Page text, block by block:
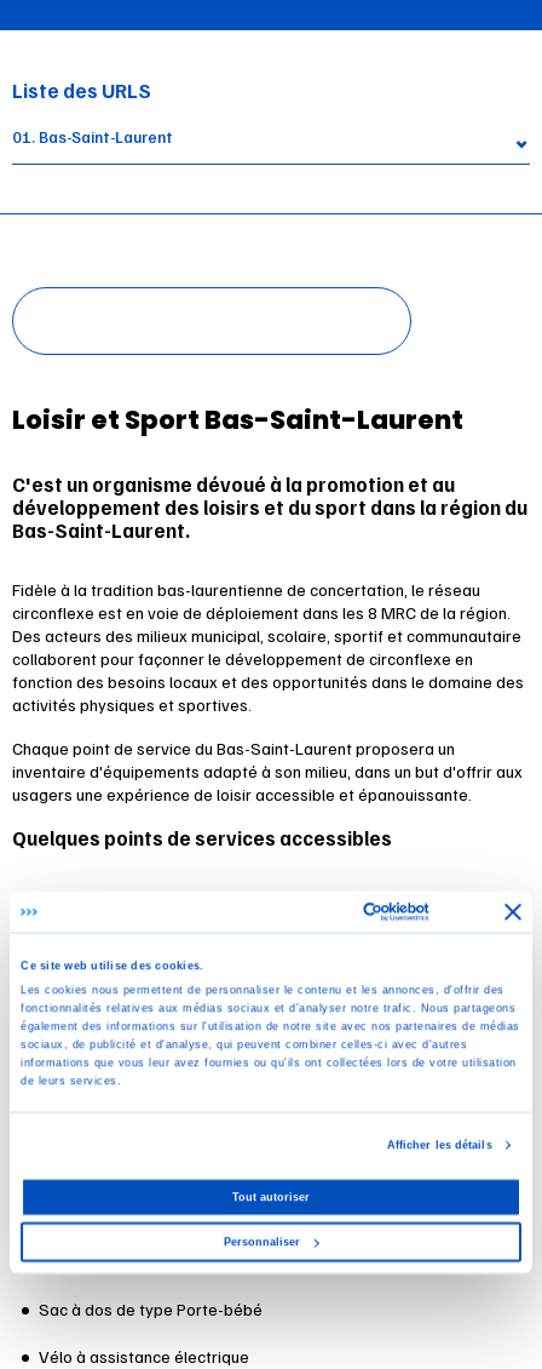
Ce site web utilise des cookies.
Les cookies nous permettent de personnaliser le contenu et les annonces, d'offrir des
fonctionnalités relatives aux médias sociaux et d'analyser notre trafic. Nous partageons
également des informations sur l'utilisation de notre site avec nos partenaires de médias
sociaux, de publicité et d'analyse, qui peuvent combiner celles-ci avec d'autres
informations que vous leur avez fournies ou qu'ils ont collectées lors de votre utilisation
de leurs services.
Afficher les détails
Tout autoriser
Personnaliser
Liste des URLS
Loisir et Sport Bas-Saint-Laurent
C'est un organisme dévoué à la promotion et au
développement des loisirs et du sport dans la région du
Bas-Saint-Laurent.
Fidèle à la tradition bas-laurentienne de concertation, le réseau
circonflexe est en voie de déploiement dans les 8 MRC de la région.
Des acteurs des milieux municipal, scolaire, sportif et communautaire
collaborent pour façonner le développement de circonflexe en
fonction des besoins locaux et des opportunités dans le domaine des
activités physiques et sportives.
Chaque point de service du Bas-Saint-Laurent proposera un
inventaire d'équipements adapté à son milieu, dans un but d'offrir aux
usagers une expérience de loisir accessible et épanouissante.
Quelques points de services accessibles
Maison de la famille de Kamouraska - Pavillon sportif de Saint-
circonflexe des Basques - Aréna Bertrand Lepage à Trois-Pistoles
circonflexe de la Matanie - Parc des Îles de Matane
circonflexe du Témiscouata - Plage-Marina a Témiscouata-sur-le-
lac, secteur Notre-Dame du lac
Équipements disponibles dans notre région
Remorque thule multi sport
Sac à dos de type Porte-bébé
Vélo à assistance électrique